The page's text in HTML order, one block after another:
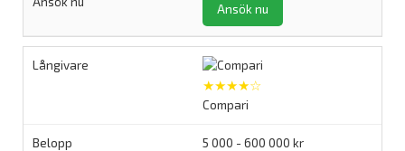
Ansök nu
★★★★☆
Compari
5 000 - 600 000 kr